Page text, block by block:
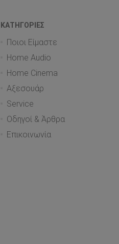
ΚΑΤΗΓΟΡΊΕΣ
Ποιοι Είμαστε
Home Audio
Home Cinema
Αξεσουάρ
Service
Οδηγοί & Άρθρα
Επικοινωνία